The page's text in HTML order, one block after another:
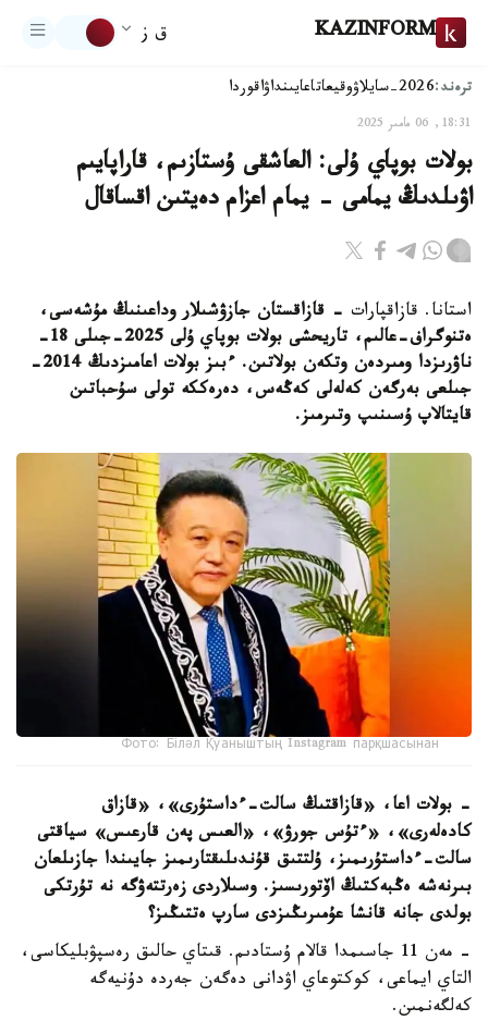
KAZINFORM ق ز
ترەند:2026-سايلاۋ وقيعاتاعايىنداۋاقوردا
18:31, 06 مامىر 2025
بولات بوپاي ۇلى: العاشقى ۇستازىم، قاراپايىم
اۋىلدىڭ يمامى - يمام اعزام دەيتىن اقساقال
استانا. قازاقپارات - قازاقستان جازۋشىلار وداعىنىڭ مۇشەسى،
ەتنوگراف-عالىم، تاريحشى بولات بوپاي ۇلى 2025-جىلى 18-
ناۋرىزدا ومىردەن وتكەن بولاتىن. ءبىز بولات اعامىزدىڭ 2014-
جىلعى بەرگەن كەلەلى كەڭەس، دەرەككە تولى سۇحباتىن
قايتالاپ ۇسىنىپ وتىرمىز.
Фото: Біләл Қуаныштың Instagram парқшасынан
- بولات اعا، «قازاقتىڭ سالت-ءداستۇرى»، «قازاق
كادەلەرى»، «ءتۇس جورۋ»، «العىس پەن قارعىس» سياقتى
سالت-ءداستۇرىمىز، ۇلتتىق قۇندىلىقتارىمىز جايىندا جازىلعان
بىرنەشە ەڭبەكتىڭ اۆتورىسىز. وسىلاردى زەرتتەۋگە نە تۇرتكى
بولدى جانە قانشا عۇمىرىڭىزدى سارپ ەتتىڭىز؟
- مەن 11 جاسىمدا قالام ۇستادىم. قىتاي حالىق رەسپۋبليكاسى،
التاي ايماعى، كوكتوعاي اۋدانى دەگەن جەردە دۇنيەگە
كەلگەنمىن.